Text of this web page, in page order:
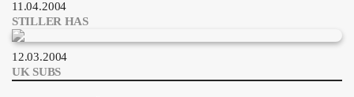
11.04.2004
STILLER HAS
12.03.2004
UK SUBS